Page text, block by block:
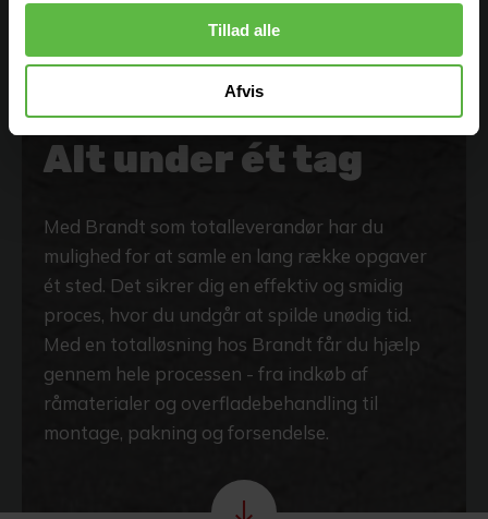
Tillad alle
Afvis
DIN TOTALLEVERANDØR
Alt under ét tag
Med Brandt som totalleverandør har du
mulighed for at samle en lang række opgaver
ét sted. Det sikrer dig en effektiv og smidig
proces, hvor du undgår at spilde unødig tid.
Med en totalløsning hos Brandt får du hjælp
gennem hele processen - fra indkøb af
råmaterialer og overfladebehandling til
montage, pakning og forsendelse.